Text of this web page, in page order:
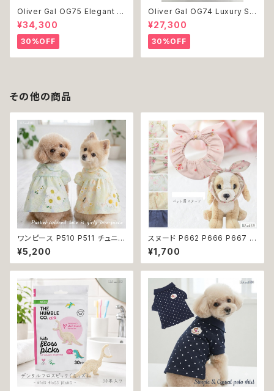
Oliver Gal OG75 Elegant E
ssentials Paris 絵 アート イ
ンテリア お祝い 贈り物 プレゼ
ント 結婚 新築 開店 周年 バー
スデイ 誕生日 ご褒美
¥34,300
30%OFF
Oliver Gal OG74 Luxury St
acked Shoes Rose Giftbo
x 絵 アート インテリア お祝い
贈り物 プレゼント 結婚 新築 開
店 周年 バースデイ 誕生日 ご褒
美
¥27,300
30%OFF
その他の商品
ワンピース P510 P511 チュニッ
クワンピース ワンピ ハイウエス
ト ハンドメイド お揃い 犬服 猫
服 ドックウェア ドッグウエア ナ
服 犬洋服 猫洋服 洋服 女の子
小型 小型犬 おしゃれ かわいい
プレゼント ギフト 送料無料 返
品交換不可
¥5,200
スヌード P662 P666 P667 P
670 P673 P674 P765 カチ
ューシャ 花柄 小花柄 バラ 薔薇
無地 濡れ防止 汚れ防止 ドッグ
ト 服 犬服 猫服 おしゃれ かわい
い 小型犬 返品交換不可
¥1,700